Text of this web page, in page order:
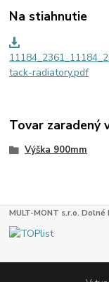
Na stiahnutie
tack-radiatory.pdf
Tovar zaradený
Výška 900mm
MULT-MONT s.r.o.